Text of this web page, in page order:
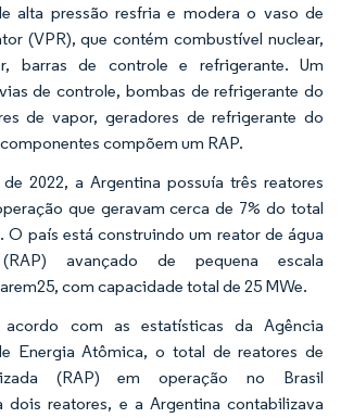
alta pressão resfria e modera o vaso de
(VPR), que contém combustível nuclear,
barras de controle e refrigerante. Um
de controle, bombas de refrigerante do
de vapor, geradores de refrigerante do
compõem um RAP.
2022, a Argentina possuía três reatores
que geravam cerca de 7% do total
O país está construindo um reator de água
(RAP) avançado de pequena escala
com capacidade total de 25 MWe.
com as estatísticas da Agência
Energia Atômica, o total de reatores de
(RAP) em operação no Brasil
dois reatores, e a Argentina contabilizava